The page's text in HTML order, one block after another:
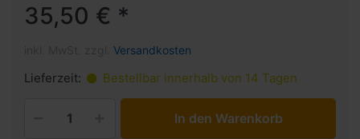
35,50 € *
Versandkosten
Lieferzeit: Bestellbar innerhalb von 14 Tagen
In den Warenkorb